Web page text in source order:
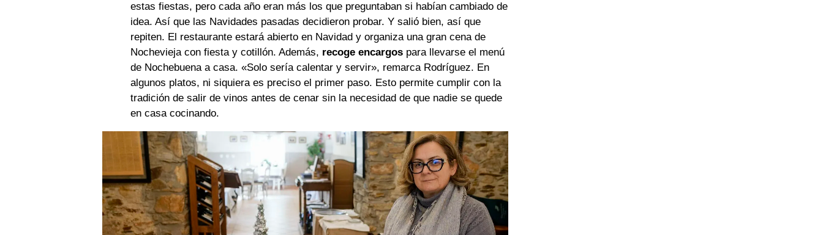
estas fiestas, pero cada año eran más los que preguntaban si habían cambiado de
idea. Así que las Navidades pasadas decidieron probar. Y salió bien, así que
repiten. El restaurante estará abierto en Navidad y organiza una gran cena de
Nochevieja con fiesta y cotillón. Además, recoge encargos para llevarse el menú
de Nochebuena a casa. «Solo sería calentar y servir», remarca Rodríguez. En
algunos platos, ni siquiera es preciso el primer paso. Esto permite cumplir con la
tradición de salir de vinos antes de cenar sin la necesidad de que nadie se quede
en casa cocinando.